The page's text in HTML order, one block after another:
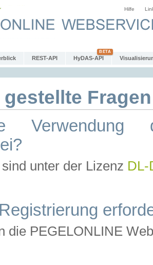
Hilfe
REST-API HyDAS-API
unter der Lizenz
die PEGELONLINE